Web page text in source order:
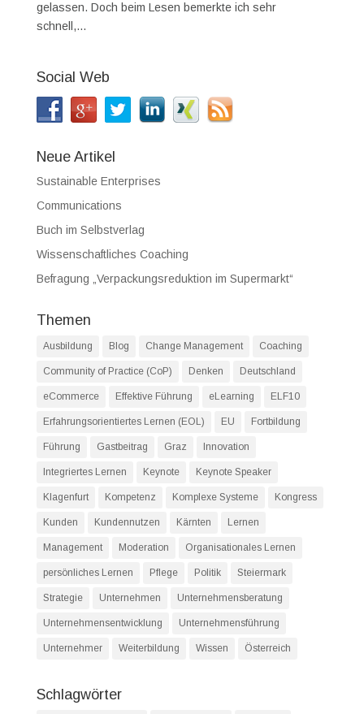
gelassen. Doch beim Lesen bemerkte ich sehr
schnell,...
Social Web
Neue Artikel
Sustainable Enterprises
Communications
Buch im Selbstverlag
Wissenschaftliches Coaching
Befragung „Verpackungsreduktion im Supermarkt“
Themen
Ausbildung Blog Change Management Coaching
Community of Practice (CoP) Denken Deutschland
eCommerce Effektive Führung eLearning ELF10
Erfahrungsorientiertes Lernen (EOL) EU Fortbildung
Führung Gastbeitrag Graz Innovation
Integriertes Lernen Keynote Keynote Speaker
Klagenfurt Kompetenz Komplexe Systeme Kongress
Kunden Kundennutzen Kärnten Lernen
Management Moderation Organisationales Lernen
persönliches Lernen Pflege Politik Steiermark
Strategie Unternehmen Unternehmensberatung
Unternehmensentwicklung Unternehmensführung
Unternehmer Weiterbildung Wissen Österreich
Schlagwörter